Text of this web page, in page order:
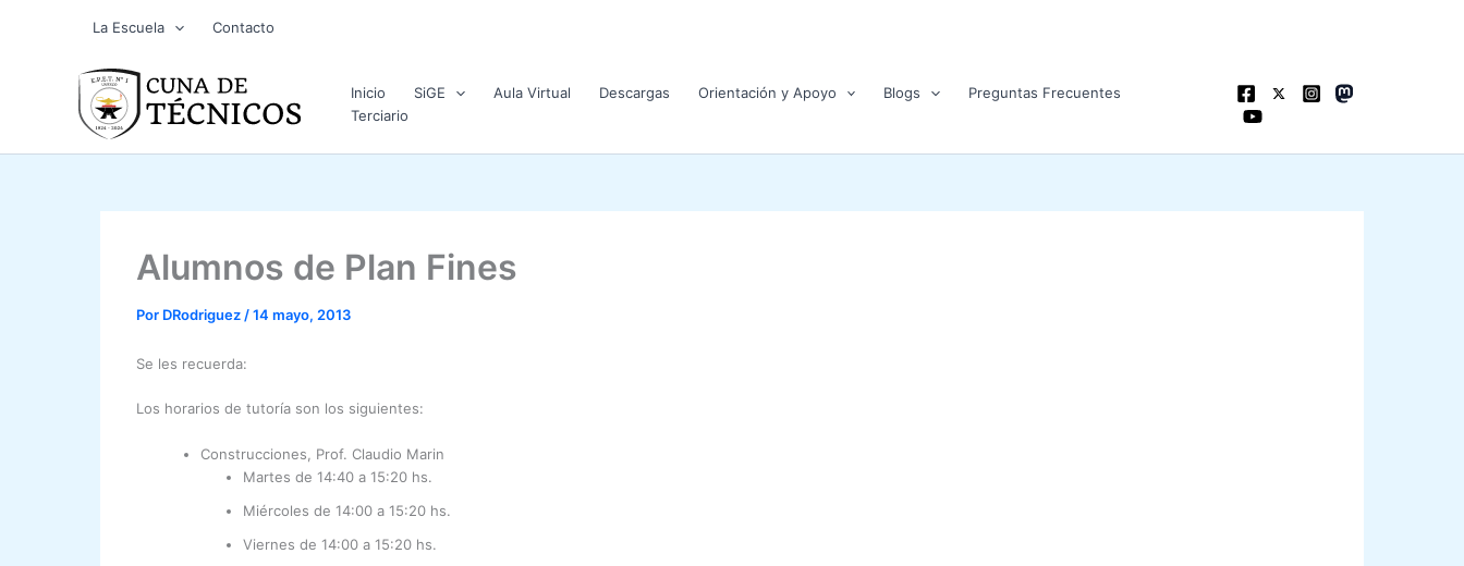
La Escuela Contacto
Inicio SiGE Aula Virtual Descargas Orientación y Apoyo Blogs
Preguntas Frecuentes
Terciario
Alumnos de Plan Fines
Por DRodriguez /14 mayo, 2013
Se les recuerda:
Los horarios de tutoría son los siguientes:
Construcciones, Prof. Claudio Marin
Martes de 14:40 a 15:20 hs.
Miércoles de 14:00 a 15:20 hs.
Viernes de 14:00 a 15:20 hs.